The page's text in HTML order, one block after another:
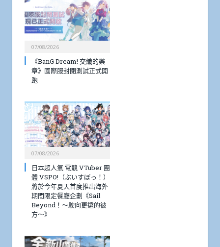
07/08/2026
《BanG Dream! 交織的樂
章》國際服封閉測試正式開
跑
07/08/2026
日本超人氣 電競 VTuber 團
體 VSPO!（ぶいすぽっ！）
將於今年夏天首度推出海外
期間限定餐廳企劃《Sail
Beyond！～駛向更遠的彼
方～》